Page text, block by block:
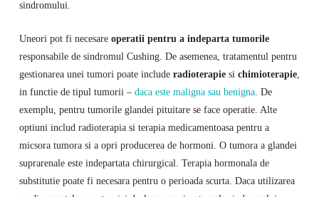
sindromului.
Uneori pot fi necesare operatii pentru a indeparta tumorile
responsabile de sindromul Cushing. De asemenea, tratamentul pentru
gestionarea unei tumori poate include radioterapiesi chimioterapie,
in functie de tipul tumorii – daca este maligna sau benigna. De
exemplu, pentru tumorile glandei pituitare se face operatie. Alte
optiuni includ radioterapia si terapia medicamentoasa pentru a
micsora tumora si a opri producerea de hormoni. O tumora a glandei
suprarenale este indepartata chirurgical. Terapia hormonala de
substitutie poate fi necesara pentru o perioada scurta. Daca utilizarea